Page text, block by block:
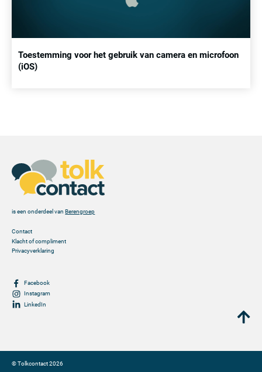
Toestemming voor het gebruik van camera en microfoon
(iOS)
is een onderdeel vanBerengroep
Contact
Klacht of compliment
Privacyverklaring
Facebook
Instagram
LinkedIn
©Tolkcontact2026